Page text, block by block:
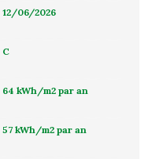
12/06/2026
C
64 kWh/m2 par an
57 kWh/m2 par an